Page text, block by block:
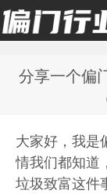
偏门行业网
分享一个偏
大家好，我是
情我们都知道
垃圾致富这件